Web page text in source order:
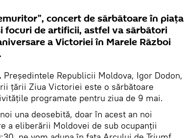
concert de sărbătoare în piața
focuri de artificii, astfel va sărbători
a Victoriei în Marele Război
Președintele Republicii Moldova, Igor Dodon,
țării Ziua Victoriei este o sărbătoare
programate pentru ziua de 9 mai.
una deosebită, doar în acest an noi
a eliberării Moldovei de sub ocupanții